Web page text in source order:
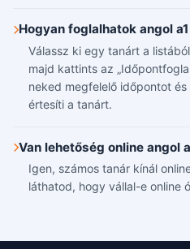
Hogyan foglalhatok angol
Válassz ki egy tanárt a
majd kattints az
neked megfelelő időpontot
értesíti a tanárt.
Van lehetőség online angol
Igen, számos tanár kínál
láthatod, hogy vállal-e online